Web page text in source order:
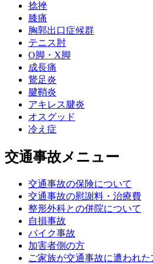
捻挫
膝痛
胸郭出口症候群
テニス肘
О脚・X脚
成長痛
鵞足炎
腱鞘炎
アキレス腱炎
オスグッド
冷え症
交通事故メニュー
交通事故の保険について
交通事故の慰謝料・治療費
整形外科との併院について
自損事故
バイク事故
加害者側の方
ご家族が交通事故に遭われた